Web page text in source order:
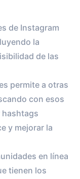
de Instagram
la
de las
permite a otras
con esos
hashtags
y mejorar la
en línea
tienen los